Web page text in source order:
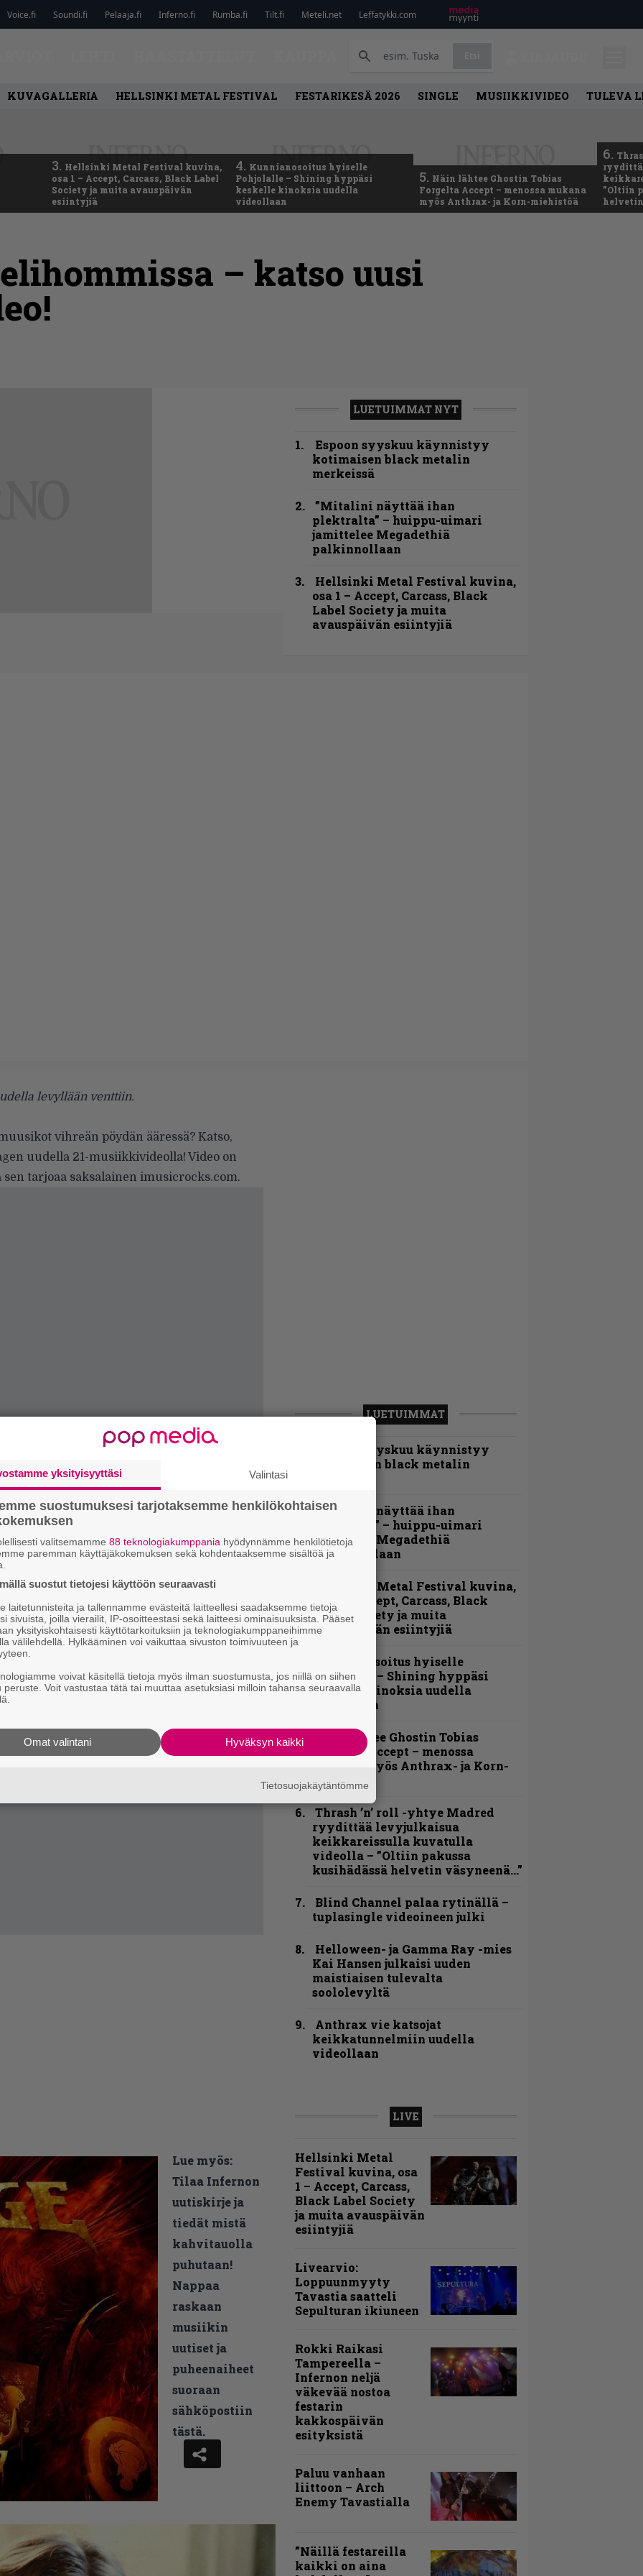
Voice.fi Soundi.fi Pelaaja.fi Inferno.fi Rumba.fi Tilt.fi Meteli.net Leffatykki.com
KUVAGALLERIA HELLSINKI METAL FESTIVAL FESTARIKESÄ 2026 SINGLE MUSIIKKIVIDEO TULEVA
3. Hellsinki Metal Festival kuvina,
osa 1 – Accept, Carcass, Black Label
Society ja muita avauspäivän
esiintyjiä
4. Kunnianosoitus hyiselle
Pohjolalle – Shining hyppäsi
keskelle kinoksia uudella
videollaan
5. Näin lähtee Ghostin Tobias
Forgelta Accept – menossa mukana
myös Anthrax- ja Korn-miehistöä
6.
”Oltiin
– katso uusi
LUETUIMMAT NYT
Espoon syyskuu käynnistyy
kotimaisen black metalin
merkeissä
”Mitalini näyttää ihan
plektralta” – huippu-uimari
jamittelee Megadethiä
palkinnollaan
Hellsinki Metal Festival kuvina,
osa 1 – Accept, Carcass, Black
Label Society ja muita
avauspäivän esiintyjiä
levyllään venttiin.
vihreän pöydän ääressä? Katso,
uudella 21-musiikkivideolla! Video on
tarjoaa saksalainen imusicrocks.com.
levy ilmestyy tällä viikolla ja on niin
muttei ainakaan tällä tietoa saavu
vuoden 2009 Jalometallissa.
Lue myös:
Tilaa Infernon
uutiskirje ja
tiedät mistä
kahvitauolla
puhutaan!
Nappaa
raskaan
musiikin
uutiset ja
puheenaiheet
suoraan
sähköpostiin
tästä.
LUETUIMMAT
Espoon syyskuu käynnistyy
kotimaisen black metalin
”Mitalini näyttää ihan
plektralta” – huippu-uimari
jamittelee Megadethiä
palkinnollaan
Hellsinki Metal Festival kuvina,
osa 1 – Accept, Carcass, Black
Label Society ja muita
avauspäivän esiintyjiä
Kunnianosoitus hyiselle
Pohjolalle – Shining hyppäsi
keskelle kinoksia uudella
videollaan
Näin lähtee Ghostin Tobias
Forgelta Accept – menossa
mukana myös Anthrax- ja Korn-
miehistöä
Thrash ’n’ roll -yhtye Madred
ryydittää levyjulkaisua
keikkareissulla kuvatulla
videolla – ”Oltiin pakussa
kusihädässä helvetin väsyneenä…”
Blind Channel palaa rytinällä –
tuplasingle videoineen julki
Helloween- ja Gamma Ray -mies
Kai Hansen julkaisi uuden
maistiaisen tulevalta
soololevyltä
Anthrax vie katsojat
keikkatunnelmiin uudella
videollaan
LIVE
Hellsinki Metal
Festival kuvina, osa
1 – Accept, Carcass,
Black Label Society
ja muita avauspäivän
esiintyjiä
Livearvio:
Loppuunmyyty
Tavastia saatteli
Sepulturan ikiuneen
Rokki Raikasi
Tampereella –
Infernon neljä
väkevää nostoa
festarin
kakkospäivän
esityksistä
Paluu vanhaan
liittoon – Arch
Enemy Tavastialla
”Näillä festareilla
kaikki on aina
yksityisyyttäsi Valintasi
suostumuksesi tarjotaksemme henkilökohtaisen
valitsemamme 88 teknologiakumppania hyödynnämme henkilötietoja
paremman käyttäjäkokemuksen sekä kohdentaaksemme sisältöä ja
suostut tietojesi käyttöön seuraavasti
laitetunnisteita ja tallennamme evästeitä laitteellesi saadaksemme tietoja
sivuista, joilla vierailit, IP-osoitteestasi sekä laitteesi ominaisuuksista. Pääset
yksityiskohtaisesti käyttötarkoituksiin ja teknologiakumppaneihimme
välilehdellä. Hylkääminen voi vaikuttaa sivuston toimivuuteen ja
voivat käsitellä tietoja myös ilman suostumusta, jos niillä on siihen
peruste. Voit vastustaa tätä tai muuttaa asetuksiasi milloin tahansa seuraavalla
Hyväksyn kaikki
Omat valintani
Tietosuojakäytäntömme